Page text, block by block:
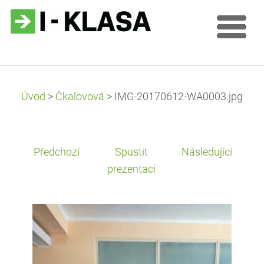
Úvod > Čkalovová > IMG-20170612-WA0003.jpg
Předchozí
Spustit
prezentaci
Následující